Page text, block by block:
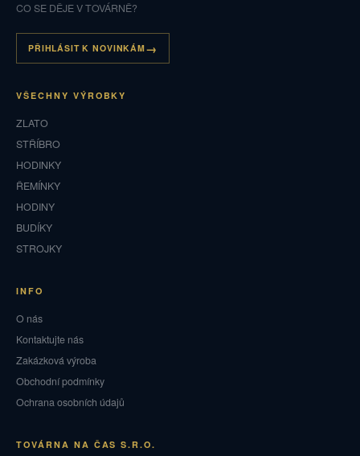
CO SE DĚJE V TOVÁRNĚ?
PŘIHLÁSIT K NOVINKÁM
VŠECHNY VÝROBKY
ZLATO
STŘÍBRO
HODINKY
ŘEMÍNKY
HODINY
BUDÍKY
STROJKY
INFO
O nás
Kontaktujte nás
Zakázková výroba
Obchodní podmínky
Ochrana osobních údajů
TOVÁRNA NA ČAS S.R.O.